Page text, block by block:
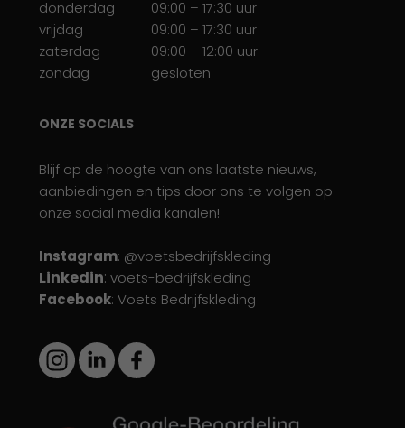
donderdag
09:00 – 17:30 uur
vrijdag
09:00 – 17:30 uur
zaterdag
09:00 – 12:00 uur
zondag
gesloten
ONZE SOCIALS
Blijf op de hoogte van ons laatste nieuws,
aanbiedingen en tips door ons te volgen op
onze social media kanalen!
Instagram: @voetsbedrijfskleding
Linkedin: voets-bedrijfskleding
Facebook: Voets Bedrijfskleding